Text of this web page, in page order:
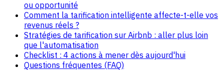
ou opportunité
Comment la tarification intelligente affecte-t-elle vos
revenus réels ?
Stratégies de tarification sur Airbnb : aller plus loin
que l'automatisation
Checklist : 4 actions à mener dès aujourd'hui
Questions fréquentes (FAQ)